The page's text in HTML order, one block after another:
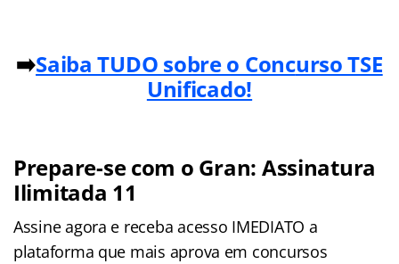
➡️Saiba TUDO sobre o Concurso TSE
Unificado!
Prepare-se com o Gran: Assinatura
Ilimitada 11
Assine agora e receba acesso IMEDIATO a
plataforma que mais aprova em concursos